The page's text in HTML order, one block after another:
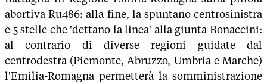
abortiva Ru486: alla fine, la spuntano centrosinistra
e 5 stelle che 'dettano la linea' alla giunta Bonaccini:
al contrario di diverse regioni guidate dal
centrodestra (Piemonte, Abruzzo, Umbria e Marche)
l'Emilia-Romagna permetterà la somministrazione